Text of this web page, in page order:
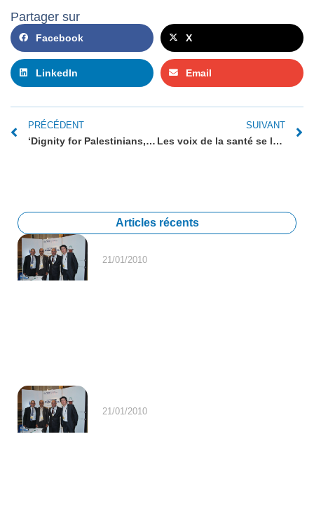
Partager sur
Facebook X
LinkedIn Email
PRÉCÉDENT
‘Dignity for Palestinians, security for Israelis’: France’s special envoy on Israel-Palestine – Al Jazeera
SUIVANT
Les voix de la santé se lèvent pour Gaza
Articles récents
21/01/2010
21/01/2010